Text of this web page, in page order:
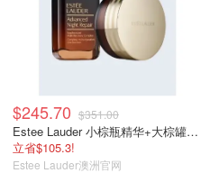
$245.70 $351.00
Estee Lauder 小棕瓶精华+大棕罐套装
立省$105.3!
Estee Lauder澳洲官网